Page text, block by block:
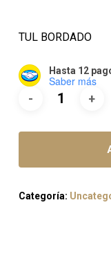
TUL BORDADO
Hasta 12
Saber más
Categoría: